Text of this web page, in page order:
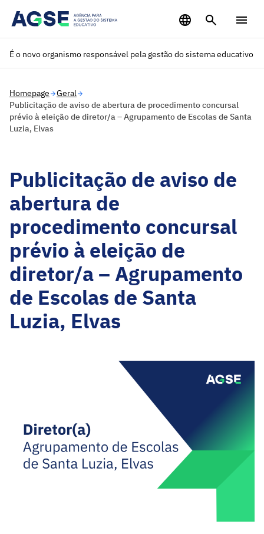
É o novo organismo responsável pela gestão do sistema educativo
Homepage
Geral
Publicitação de aviso de abertura de procedimento concursal
prévio à eleição de diretor/a – Agrupamento de Escolas de Santa
Luzia, Elvas
Publicitação de aviso de
abertura de
procedimento concursal
prévio à eleição de
diretor/a – Agrupamento
de Escolas de Santa
Luzia, Elvas